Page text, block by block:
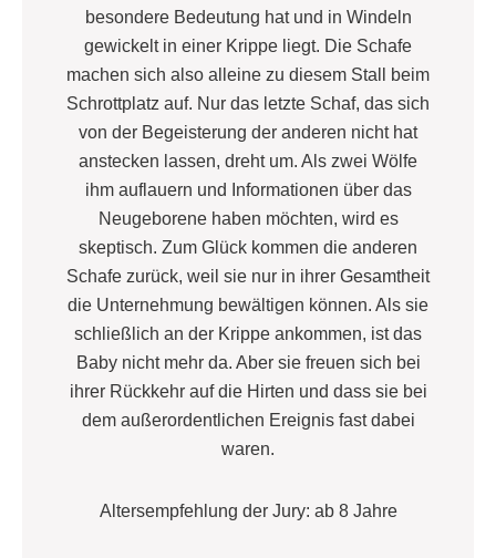
besondere Bedeutung hat und in Windeln
gewickelt in einer Krippe liegt. Die Schafe
machen sich also alleine zu diesem Stall beim
Schrottplatz auf. Nur das letzte Schaf, das sich
von der Begeisterung der anderen nicht hat
anstecken lassen, dreht um. Als zwei Wölfe
ihm auflauern und Informationen über das
Neugeborene haben möchten, wird es
skeptisch. Zum Glück kommen die anderen
Schafe zurück, weil sie nur in ihrer Gesamtheit
die Unternehmung bewältigen können. Als sie
schließlich an der Krippe ankommen, ist das
Baby nicht mehr da. Aber sie freuen sich bei
ihrer Rückkehr auf die Hirten und dass sie bei
dem außerordentlichen Ereignis fast dabei
waren.
Altersempfehlung der Jury: ab 8 Jahre